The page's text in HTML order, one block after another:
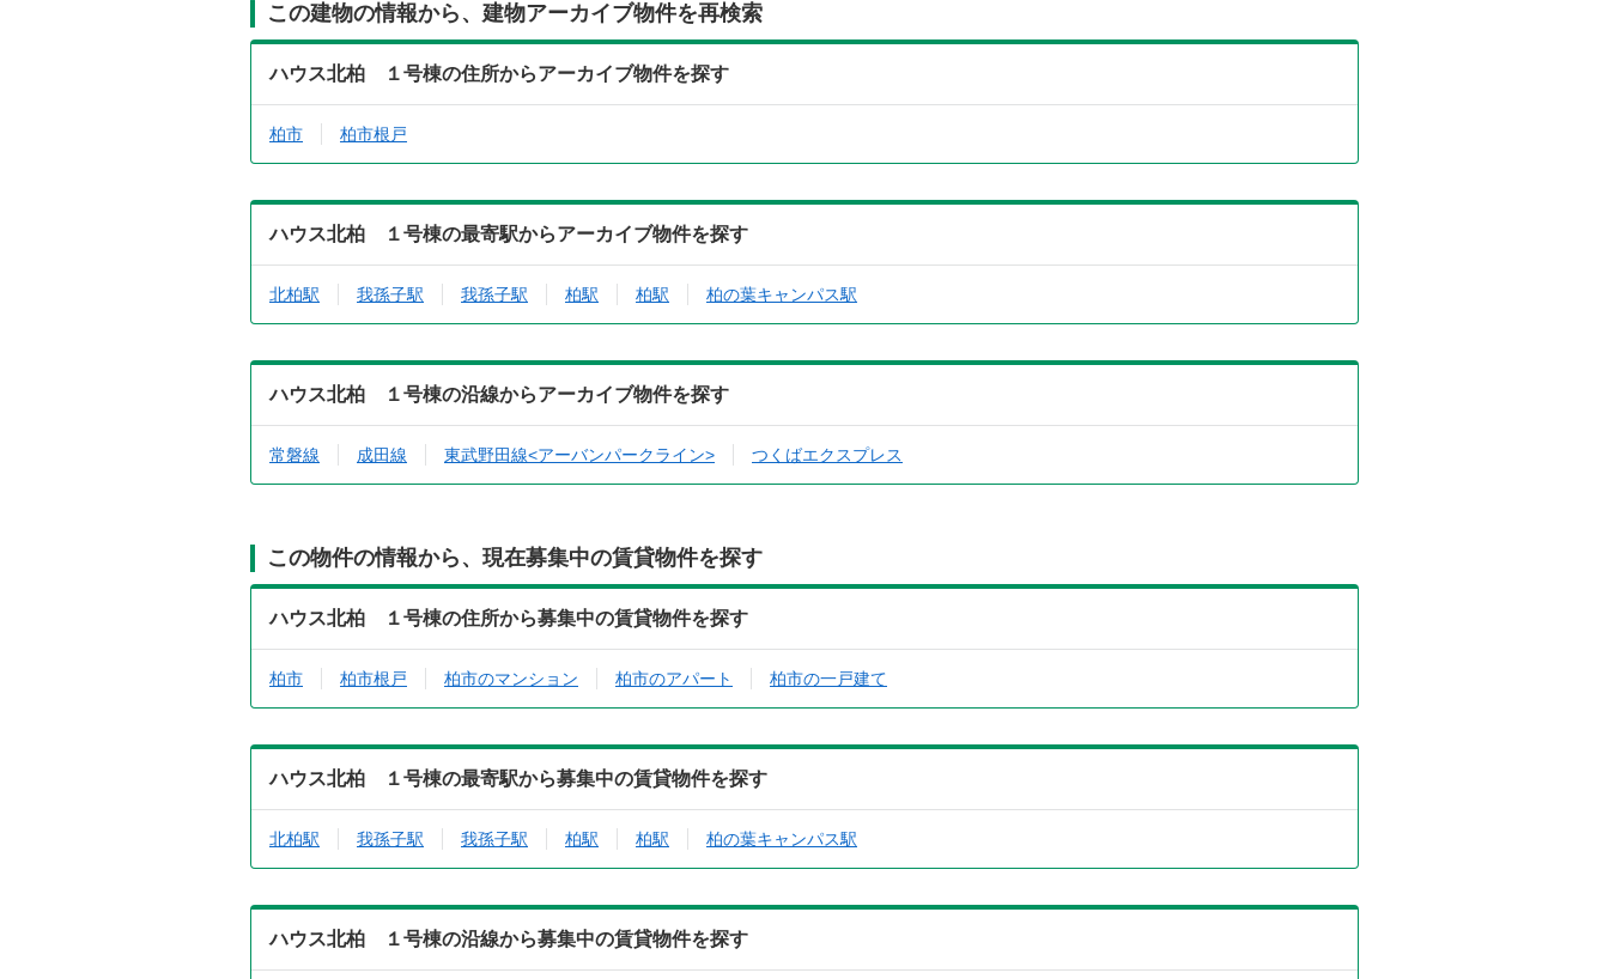
この建物の情報から、建物アーカイブ物件を再検索
ハウス北柏 １号棟の住所からアーカイブ物件を探す
柏市 柏市根戸
ハウス北柏 １号棟の最寄駅からアーカイブ物件を探す
北柏駅 我孫子駅 我孫子駅 柏駅 柏駅 柏の葉キャンパス駅
ハウス北柏 １号棟の沿線からアーカイブ物件を探す
常磐線 成田線 東武野田線<アーバンパークライン> つくばエクスプレス
この物件の情報から、現在募集中の賃貸物件を探す
ハウス北柏 １号棟の住所から募集中の賃貸物件を探す
柏市 柏市根戸 柏市のマンション 柏市のアパート 柏市の一戸建て
ハウス北柏 １号棟の最寄駅から募集中の賃貸物件を探す
北柏駅 我孫子駅 我孫子駅 柏駅 柏駅 柏の葉キャンパス駅
ハウス北柏 １号棟の沿線から募集中の賃貸物件を探す